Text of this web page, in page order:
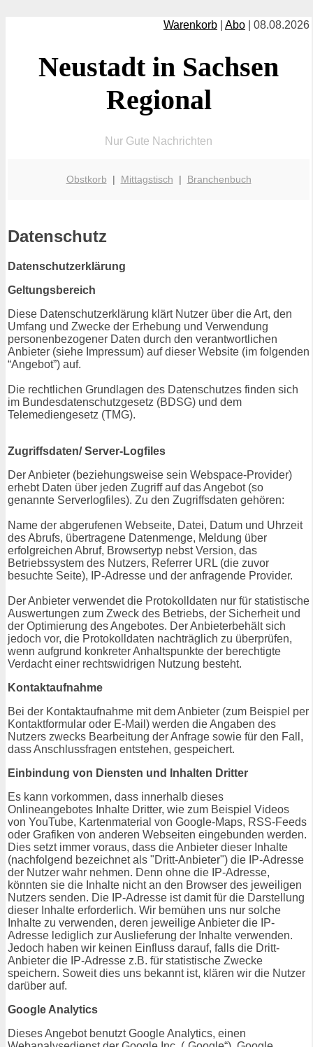
Warenkorb Abo | 08.08.2026
Neustadt in Sachsen
Regional
Nur Gute Nachrichten
Obstkorb | Mittagstisch | Branchenbuch
Datenschutz
Datenschutzerklärung
Geltungsbereich
Diese Datenschutzerklärung klärt Nutzer über die Art, den
Umfang und Zwecke der Erhebung und Verwendung
personenbezogener Daten durch den verantwortlichen
Anbieter (siehe Impressum) auf dieser Website (im folgenden
“Angebot”) auf.
Die rechtlichen Grundlagen des Datenschutzes finden sich
im Bundesdatenschutzgesetz (BDSG) und dem
Telemediengesetz (TMG).
Zugriffsdaten/ Server-Logfiles
Der Anbieter (beziehungsweise sein Webspace-Provider)
erhebt Daten über jeden Zugriff auf das Angebot (so
genannte Serverlogfiles). Zu den Zugriffsdaten gehören:
Name der abgerufenen Webseite, Datei, Datum und Uhrzeit
des Abrufs, übertragene Datenmenge, Meldung über
erfolgreichen Abruf, Browsertyp nebst Version, das
Betriebssystem des Nutzers, Referrer URL (die zuvor
besuchte Seite), IP-Adresse und der anfragende Provider.
Der Anbieter verwendet die Protokolldaten nur für statistische
Auswertungen zum Zweck des Betriebs, der Sicherheit und
der Optimierung des Angebotes. Der Anbieterbehält sich
jedoch vor, die Protokolldaten nachträglich zu überprüfen,
wenn aufgrund konkreter Anhaltspunkte der berechtigte
Verdacht einer rechtswidrigen Nutzung besteht.
Kontaktaufnahme
Bei der Kontaktaufnahme mit dem Anbieter (zum Beispiel per
Kontaktformular oder E-Mail) werden die Angaben des
Nutzers zwecks Bearbeitung der Anfrage sowie für den Fall,
dass Anschlussfragen entstehen, gespeichert.
Einbindung von Diensten und Inhalten Dritter
Es kann vorkommen, dass innerhalb dieses
Onlineangebotes Inhalte Dritter, wie zum Beispiel Videos
von YouTube, Kartenmaterial von Google-Maps, RSS-Feeds
oder Grafiken von anderen Webseiten eingebunden werden.
Dies setzt immer voraus, dass die Anbieter dieser Inhalte
(nachfolgend bezeichnet als "Dritt-Anbieter") die IP-Adresse
der Nutzer wahr nehmen. Denn ohne die IP-Adresse,
könnten sie die Inhalte nicht an den Browser des jeweiligen
Nutzers senden. Die IP-Adresse ist damit für die Darstellung
dieser Inhalte erforderlich. Wir bemühen uns nur solche
Inhalte zu verwenden, deren jeweilige Anbieter die IP-
Adresse lediglich zur Auslieferung der Inhalte verwenden.
Jedoch haben wir keinen Einfluss darauf, falls die Dritt-
Anbieter die IP-Adresse z.B. für statistische Zwecke
speichern. Soweit dies uns bekannt ist, klären wir die Nutzer
darüber auf.
Google Analytics
Dieses Angebot benutzt Google Analytics, einen